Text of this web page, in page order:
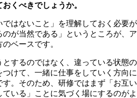
くべきでしょうか。
ではないこと」を理解しておく必要が
が当然である」というところが、ア
ベースです。
するのではなく、違っている状態の
つけて、一緒に仕事をしていく方向に
。そのため、研修ではまず「お互い
いる」ことに気づく場にするのがよ